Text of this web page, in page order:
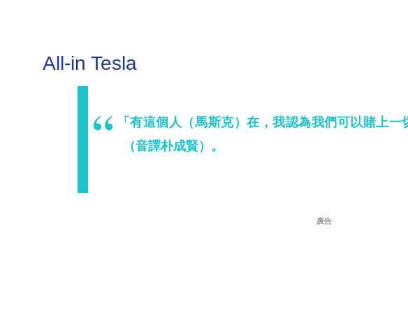
All-in Tesla
「有這個人（馬斯克）在，我認為我們可以賭上
（音譯朴成賢）。
廣告